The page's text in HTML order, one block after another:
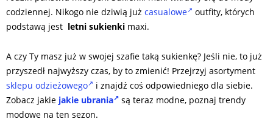
codziennej. Nikogo nie dziwią już casualowe
outfity, których
podstawą jest letni sukienki maxi.
A czy Ty masz już w swojej szafie taką sukienkę? Jeśli nie, to już
przyszedł najwyższy czas, by to zmienić! Przejrzyj asortyment
sklepu odzieżowego
i znajdź coś odpowiedniego dla siebie.
Zobacz jakie jakie ubrania
są teraz modne, poznaj trendy
modowe na ten sezon.